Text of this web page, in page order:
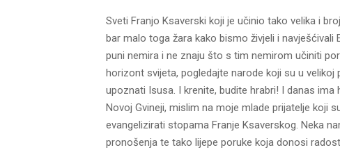
Sveti Franjo Ksaverski koji je učinio tako velika i
bar malo toga žara kako bismo živjeli i navješćivali
puni nemira i ne znaju što s tim nemirom učiniti
horizont svijeta, pogledajte narode koji su u
upoznati Isusa. I krenite, budite hrabri! I danas
Novoj Gvineji, mislim na moje mlade prijatelje koji
evangelizirati stopama Franje Ksaverskog. Neka
pronošenja te tako lijepe poruke koja donosi